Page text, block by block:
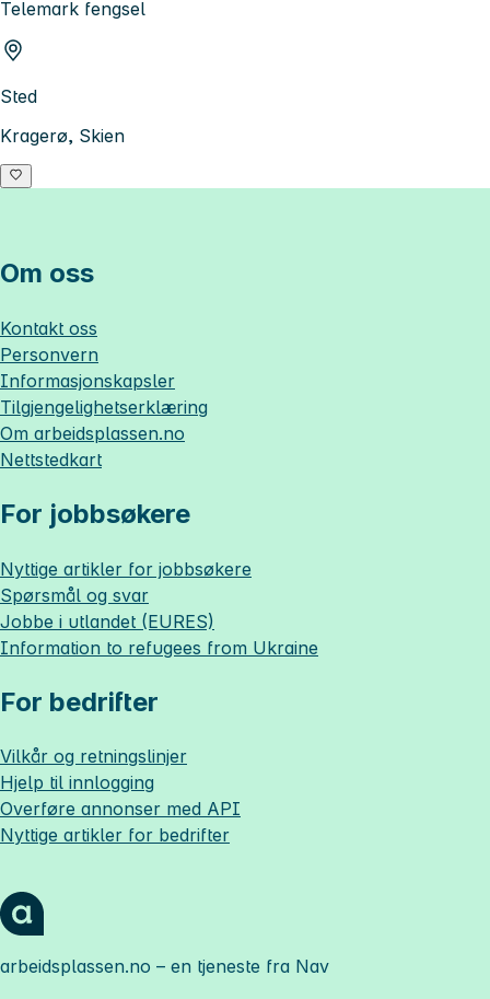
Telemark fengsel
Sted
Kragerø, Skien
Om oss
Kontakt oss
Personvern
Informasjonskapsler
Tilgjengelighetserklæring
Om arbeidsplassen.no
Nettstedkart
For jobbsøkere
Nyttige artikler for jobbsøkere
Spørsmål og svar
Jobbe i utlandet (EURES)
Information to refugees from Ukraine
For bedrifter
Vilkår og retningslinjer
Hjelp til innlogging
Overføre annonser med API
Nyttige artikler for bedrifter
arbeidsplassen.no – en tjeneste fra Nav